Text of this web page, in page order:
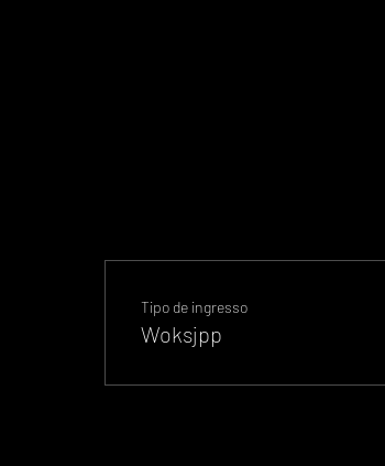
Tipo de ingresso
Woksjpp